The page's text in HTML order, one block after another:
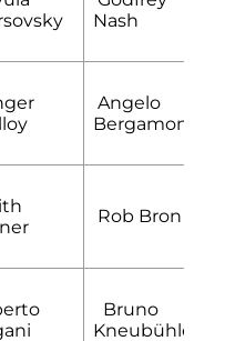
Nash
Angelo
Bergamonti
Rob Bron
Bruno
Kneubühler